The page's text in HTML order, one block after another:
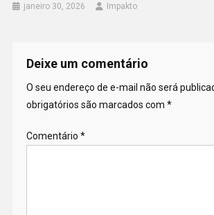
janeiro 30, 2026 Impakto
Deixe um comentário
O seu endereço de e-mail não será
obrigatórios são marcados com *
Comentário *